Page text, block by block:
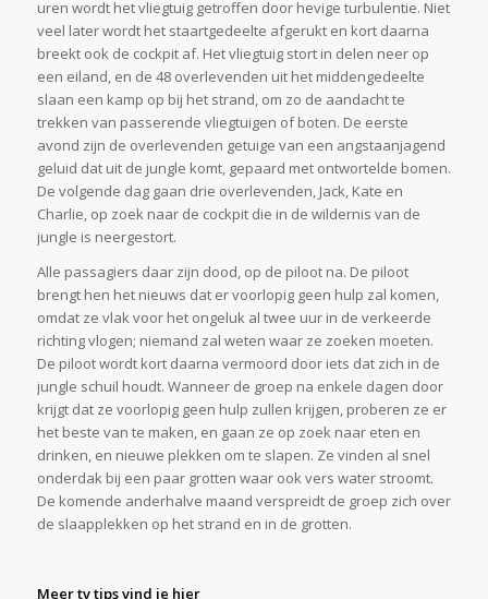
uren wordt het vliegtuig getroffen door hevige turbulentie. Niet
veel later wordt het staartgedeelte afgerukt en kort daarna
breekt ook de cockpit af. Het vliegtuig stort in delen neer op
een eiland, en de 48 overlevenden uit het middengedeelte
slaan een kamp op bij het strand, om zo de aandacht te
trekken van passerende vliegtuigen of boten. De eerste
avond zijn de overlevenden getuige van een angstaanjagend
geluid dat uit de jungle komt, gepaard met ontwortelde bomen.
De volgende dag gaan drie overlevenden, Jack, Kate en
Charlie, op zoek naar de cockpit die in de wildernis van de
jungle is neergestort.
Alle passagiers daar zijn dood, op de piloot na. De piloot
brengt hen het nieuws dat er voorlopig geen hulp zal komen,
omdat ze vlak voor het ongeluk al twee uur in de verkeerde
richting vlogen; niemand zal weten waar ze zoeken moeten.
De piloot wordt kort daarna vermoord door iets dat zich in de
jungle schuil houdt. Wanneer de groep na enkele dagen door
krijgt dat ze voorlopig geen hulp zullen krijgen, proberen ze er
het beste van te maken, en gaan ze op zoek naar eten en
drinken, en nieuwe plekken om te slapen. Ze vinden al snel
onderdak bij een paar grotten waar ook vers water stroomt.
De komende anderhalve maand verspreidt de groep zich over
de slaapplekken op het strand en in de grotten.
Meer tv tips vind je hier